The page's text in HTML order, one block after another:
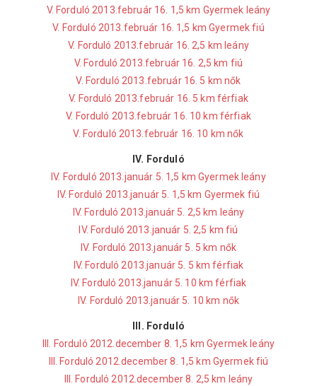
V. Forduló 2013.február 16. 1,5 km Gyermek leány
V. Forduló 2013.február 16. 1,5 km Gyermek fiú
V. Forduló 2013.február 16. 2,5 km leány
V. Forduló 2013.február 16. 2,5 km fiú
V. Forduló 2013.február 16. 5 km nők
V. Forduló 2013.február 16. 5 km férfiak
V. Forduló 2013.február 16. 10 km férfiak
V. Forduló 2013.február 16. 10 km nők
IV. Forduló
IV. Forduló 2013.január 5. 1,5 km Gyermek leány
IV. Forduló 2013.január 5. 1,5 km Gyermek fiú
IV. Forduló 2013.január 5. 2,5 km leány
IV. Forduló 2013.január 5. 2,5 km fiú
IV. Forduló 2013.január 5. 5 km nők
IV. Forduló 2013.január 5. 5 km férfiak
IV. Forduló 2013.január 5. 10 km férfiak
IV. Forduló 2013.január 5. 10 km nők
III. Forduló
III. Forduló 2012.december 8. 1,5 km Gyermek leány
III. Forduló 2012.december 8. 1,5 km Gyermek fiú
III. Forduló 2012.december 8. 2,5 km leány